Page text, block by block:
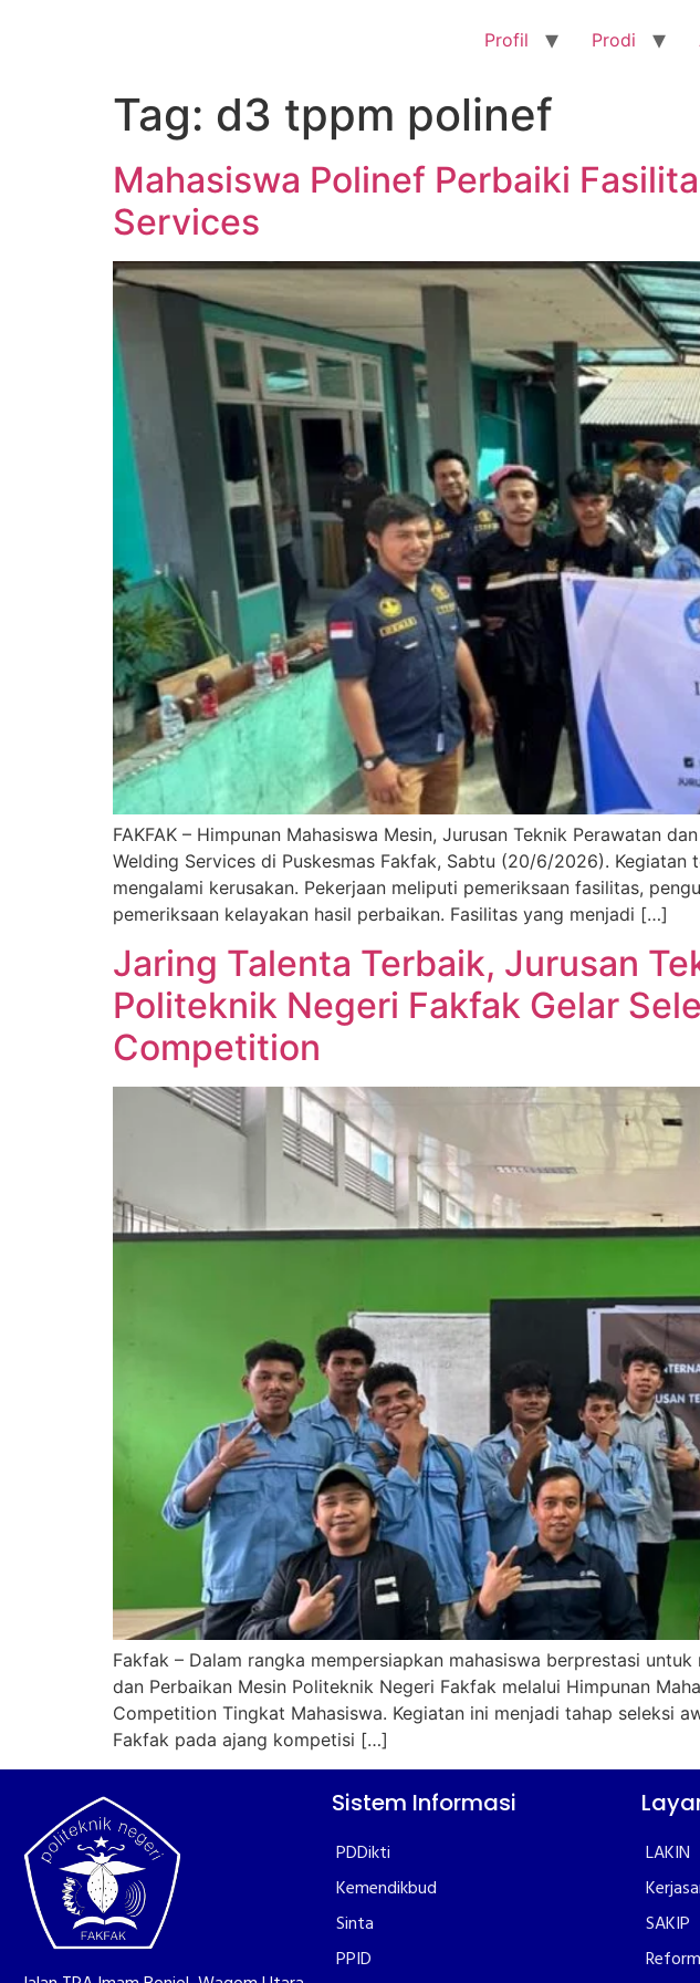
Profil Prodi
Tag: d3 tppm polinef
Mahasiswa Polinef Perbaiki
Services
FAKFAK – Himpunan Mahasiswa Mesin, Jurusan Teknik Perawatan
Welding Services di Puskesmas Fakfak, Sabtu (20/6/2026).
mengalami kerusakan. Pekerjaan meliputi pemeriksaan fasilitas,
pemeriksaan kelayakan hasil perbaikan. Fasilitas yang menjadi […]
Jaring Talenta Terbaik, Jurusan
Politeknik Negeri Fakfak Gelar
Competition
Fakfak – Dalam rangka mempersiapkan mahasiswa berprestasi
dan Perbaikan Mesin Politeknik Negeri Fakfak melalui Himpunan
Competition Tingkat Mahasiswa. Kegiatan ini menjadi tahap seleksi
Fakfak pada ajang kompetisi […]
Sistem Informasi
PDDikti
Kemendikbud
Sinta
PPID
LAKIN
SAKIP